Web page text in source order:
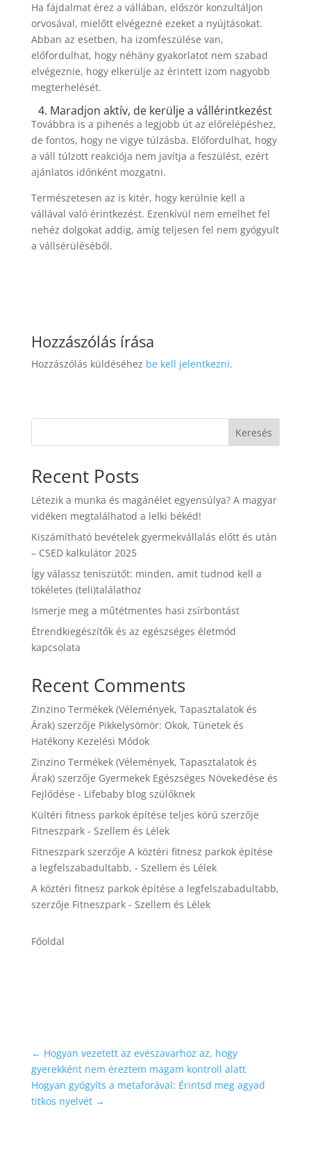
Ha fájdalmat érez a vállában, először konzultáljon
orvosával, mielőtt elvégezné ezeket a nyújtásokat.
Abban az esetben, ha izomfeszülése van,
előfordulhat, hogy néhány gyakorlatot nem szabad
elvégeznie, hogy elkerülje az érintett izom nagyobb
megterhelését.
4. Maradjon aktív, de kerülje a vállérintkezést
Továbbra is a pihenés a legjobb út az előrelépéshez,
de fontos, hogy ne vigye túlzásba. Előfordulhat, hogy
a váll túlzott reakciója nem javítja a feszülést, ezért
ajánlatos időnként mozgatni.
Természetesen az is kitér, hogy kerülnie kell a
vállával való érintkezést. Ezenkívül nem emelhet fel
nehéz dolgokat addig, amíg teljesen fel nem gyógyult
a vállsérüléséből.
Hozzászólás írása
Hozzászólás küldéséhez be kell jelentkezni.
Keresés
Recent Posts
Létezik a munka és magánélet egyensúlya? A magyar
vidéken megtalálhatod a lelki békéd!
Kiszámítható bevételek gyermekvállalás előtt és után
– CSED kalkulátor 2025
Így válassz teniszütőt: minden, amit tudnod kell a
tökéletes (teli)találathoz
Ismerje meg a műtétmentes hasi zsírbontást
Étrendkiegészítők és az egészséges életmód
kapcsolata
Recent Comments
Zinzino Termékek (Vélemények, Tapasztalatok és
Árak)szerzője Pikkelysömör: Okok, Tünetek és
Hatékony Kezelési Módok
Zinzino Termékek (Vélemények, Tapasztalatok és
Árak)szerzője Gyermekek Egészséges Növekedése és
Fejlődése - Lifebaby blog szülőknek
Kültéri fitness parkok építése teljes körű szerzője
Fitneszpark - Szellem és Lélek
Fitneszparkszerzője A köztéri fitnesz parkok építése
a legfelszabadultabb, - Szellem és Lélek
A köztéri fitnesz parkok építése a legfelszabadultabb,
szerzője Fitneszpark - Szellem és Lélek
Főoldal
← Hogyan vezetett az evészavarhoz az, hogy
gyerekként nem éreztem magam kontroll alatt
Hogyan gyógyíts a metaforával: Érintsd meg agyad
titkos nyelvét→